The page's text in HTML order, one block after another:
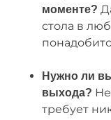
моменте?
стола в
Нужно ли
выхода?
требует